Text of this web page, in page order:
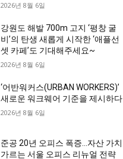
2026년 8월 6일
강원도 해발 700m 고지 ‘평창 굴
비’의 탄생 새롭게 시작한 ‘애플선
셋 카페’도 기대해주세요~
2026년 8월 6일
‘어반워커스(URBAN WORKERS)’
새로운 워크웨어 기준을 제시하다
2026년 8월 6일
준공 20년 오피스 폭증…자산 가치
가르는 서울 오피스 리뉴얼 전략